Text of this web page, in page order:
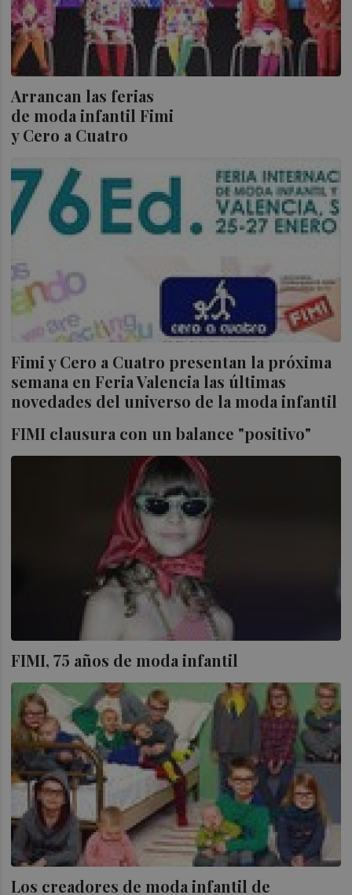
Arrancan las ferias
de moda infantil Fimi
y Cero a Cuatro
Fimi y Cero a Cuatro presentan la próxima
semana en Feria Valencia las últimas
novedades del universo de la moda infantil
FIMI clausura con un balance "positivo"
FIMI, 75 años de moda infantil
Los creadores de moda infantil de